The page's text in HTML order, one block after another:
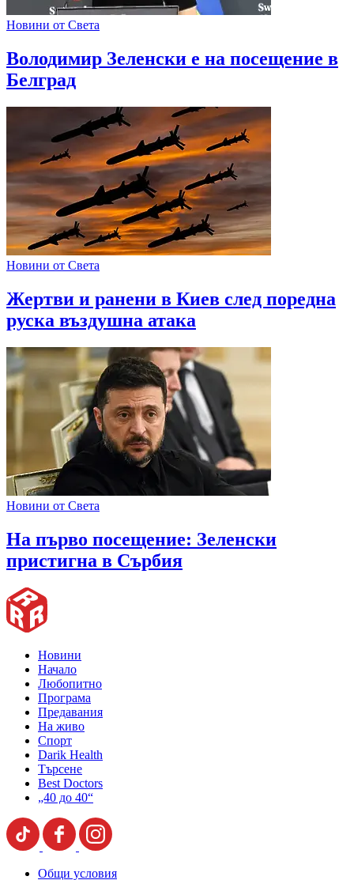
Новини от Света
Володимир Зеленски е на посещение в
Белград
Новини от Света
Жертви и ранени в Киев след поредна
руска въздушна атака
Новини от Света
На първо посещение: Зеленски
пристигна в Сърбия
Новини
Начало
Любопитно
Програма
Предавания
На живо
Спорт
Darik Health
Търсене
Best Doctors
„40 до 40“
Общи условия